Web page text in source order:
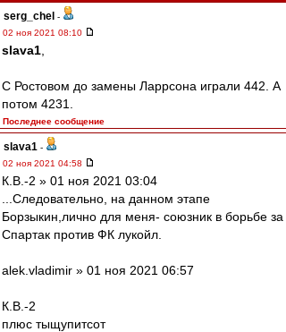
serg_chel -
02 ноя 2021 08:10
slava1
С Ростовом до замены Ларрсона играли 442. А
потом 4231.
Последнее сообщение
slava1 -
02 ноя 2021 04:58
К.В.-2 » 01 ноя 2021 03:04
...Следовательно, на данном этапе
Борзыкин,лично для меня- союзник в борьбе за
Спартак против ФК лукойл.
alek.vladimir » 01 ноя 2021 06:57
К.В.-2
плюс тыщупитсот